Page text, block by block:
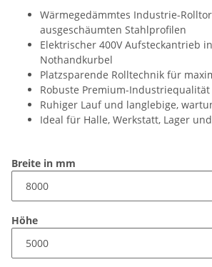
Wärmegedämmtes Industrie-
ausgeschäumten Stahlprofilen
Elektrischer 400V Aufsteckantrieb
Nothandkurbel
Platzsparende Rolltechnik für
Robuste Premium-
Ruhiger Lauf und langlebige,
Ideal für Halle, Werkstatt, Lager
Breite in mm
Höhe